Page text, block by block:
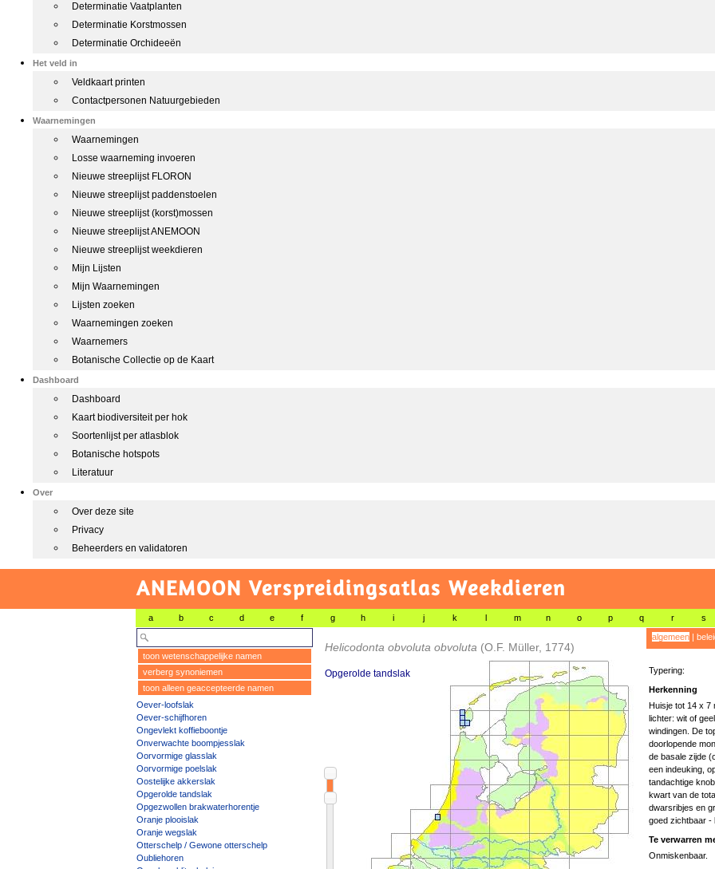
Determinatie Vaatplanten
Determinatie Korstmossen
Determinatie Orchideeën
Het veld in
Veldkaart printen
Contactpersonen Natuurgebieden
Waarnemingen
Waarnemingen
Losse waarneming invoeren
Nieuwe streeplijst FLORON
Nieuwe streeplijst paddenstoelen
Nieuwe streeplijst (korst)mossen
Nieuwe streeplijst ANEMOON
Nieuwe streeplijst weekdieren
Mijn Lijsten
Mijn Waarnemingen
Lijsten zoeken
Waarnemingen zoeken
Waarnemers
Botanische Collectie op de Kaart
Dashboard
Dashboard
Kaart biodiversiteit per hok
Soortenlijst per atlasblok
Botanische hotspots
Literatuur
Over
Over deze site
Privacy
Beheerders en validatoren
ANEMOON Verspreidingsatlas Weekdieren
a b c d e f g h i j k l m n o p q r s
toon wetenschappelijke namen
verberg synoniemen
toon alleen geaccepteerde namen
Oever-loofslak
Oever-schijfhoren
Ongevlekt koffieboontje
Onverwachte boompjesslak
Oorvormige glasslak
Oorvormige poelslak
Oostelijke akkerslak
Opgerolde tandslak
Opgezwollen brakwaterhorentje
Oranje plooislak
Oranje wegslak
Otterschelp / Gewone otterschelp
Oubliehoren
Helicodonta obvoluta obvoluta (O.F. Müller, 1774)
Opgerolde tandslak
algemeen|
Typering:
Herkenning
Huisje tot 14 x 7
lichter: wit of
windingen. De
doorlopende
de basale zijde
een indeuking,
tandachtige
kwart van de
dwarsribjes en
goed zichtbaar -
Te verwarren
Onmiskenbaar.